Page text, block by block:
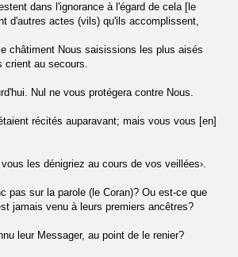
dans l'ignorance à l'égard de cela [le
d'autres actes (vils) qu'ils accomplissent,
châtiment Nous saisissions les plus aisés
crient au secours.
Nul ne vous protégera contre Nous.
récités auparavant; mais vous vous [en]
les dénigriez au cours de vos veillées›.
pas sur la parole (le Coran)? Ou est-ce que
jamais venu à leurs premiers ancêtres?
leur Messager, au point de le renier?